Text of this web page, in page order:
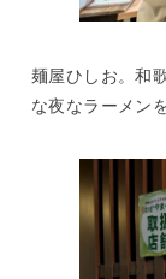
麺屋ひしお。和
な夜なラーメン